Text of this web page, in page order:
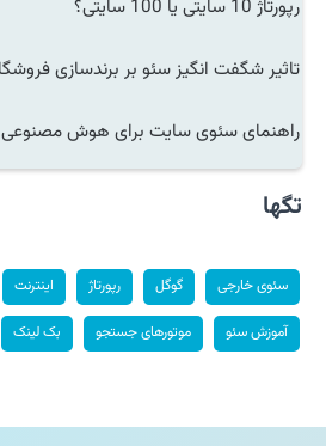
رپورتاژ 10 سایتی یا 100 سایتی؟
تاثیر شگفت انگیز سئو بر برندسازی
راهنمای سئوی سایت برای هوش
تگها
سئوی خارجی گوگل رپورتاژ اینترنت
آموزش سئو موتورهای جستجو بک لینک